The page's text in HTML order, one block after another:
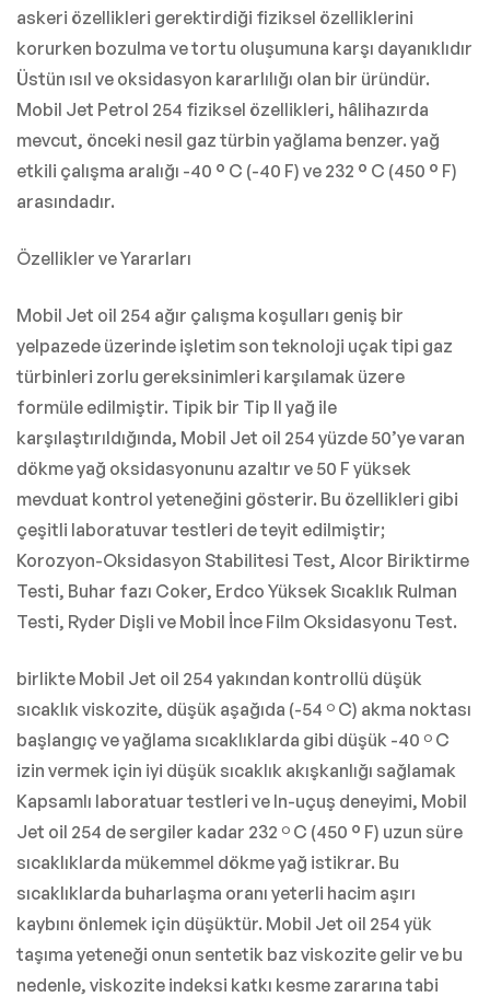
askeri özellikleri gerektirdiği fiziksel özelliklerini
korurken bozulma ve tortu oluşumuna karşı dayanıklıdır
Üstün ısıl ve oksidasyon kararlılığı olan bir üründür.
Mobil Jet Petrol 254 fiziksel özellikleri, hâlihazırda
mevcut, önceki nesil gaz türbin yağlama benzer. yağ
etkili çalışma aralığı -40 ° C (-40 F) ve 232 ° C (450 ° F)
arasındadır.
Özellikler ve Yararları
Mobil Jet oil 254 ağır çalışma koşulları geniş bir
yelpazede üzerinde işletim son teknoloji uçak tipi gaz
türbinleri zorlu gereksinimleri karşılamak üzere
formüle edilmiştir. Tipik bir Tip II yağ ile
karşılaştırıldığında, Mobil Jet oil 254 yüzde 50’ye varan
dökme yağ oksidasyonunu azaltır ve 50 F yüksek
mevduat kontrol yeteneğini gösterir. Bu özellikleri gibi
çeşitli laboratuvar testleri de teyit edilmiştir;
Korozyon-Oksidasyon Stabilitesi Test, Alcor Biriktirme
Testi, Buhar fazı Coker, Erdco Yüksek Sıcaklık Rulman
Testi, Ryder Dişli ve Mobil İnce Film Oksidasyonu Test.
birlikte Mobil Jet oil 254 yakından kontrollü düşük
sıcaklık viskozite, düşük aşağıda (-54 º C) akma noktası
başlangıç ve yağlama sıcaklıklarda gibi düşük -40 º C
izin vermek için iyi düşük sıcaklık akışkanlığı sağlamak
Kapsamlı laboratuar testleri ve In-uçuş deneyimi, Mobil
Jet oil 254 de sergiler kadar 232 º C (450 ° F) uzun süre
sıcaklıklarda mükemmel dökme yağ istikrar. Bu
sıcaklıklarda buharlaşma oranı yeterli hacim aşırı
kaybını önlemek için düşüktür. Mobil Jet oil 254 yük
taşıma yeteneği onun sentetik baz viskozite gelir ve bu
nedenle, viskozite indeksi katkı kesme zararına tabi